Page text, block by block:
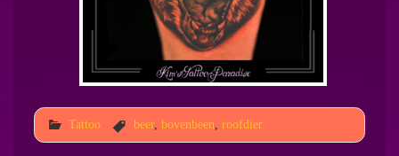
Tattoo beer, bovenbeen roofdier